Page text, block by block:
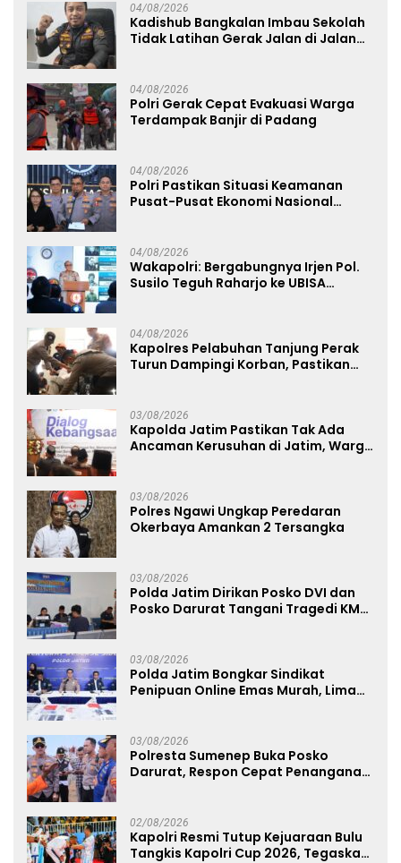
04/08/2026
Kadishub Bangkalan Imbau Sekolah
Tidak Latihan Gerak Jalan di Jalan
04/08/2026
Polri Gerak Cepat Evakuasi Warga
Terdampak Banjir di Padang
04/08/2026
Polri Pastikan Situasi Keamanan
Pusat-Pusat Ekonomi Nasional
04/08/2026
Wakapolri: Bergabungnya Irjen Pol.
Susilo Teguh Raharjo ke UBISA
04/08/2026
Kapolres Pelabuhan Tanjung Perak
Turun Dampingi Korban, Pastikan
03/08/2026
Kapolda Jatim Pastikan Tak Ada
Ancaman Kerusuhan di Jatim, Warga
03/08/2026
Polres Ngawi Ungkap Peredaran
Okerbaya Amankan 2 Tersangka
03/08/2026
Polda Jatim Dirikan Posko DVI dan
Posko Darurat Tangani Tragedi KMP
03/08/2026
Polda Jatim Bongkar Sindikat
Penipuan Online Emas Murah, Lima
03/08/2026
Polresta Sumenep Buka Posko
Darurat, Respon Cepat Penanganan
02/08/2026
Kapolri Resmi Tutup Kejuaraan Bulu
Tangkis Kapolri Cup 2026, Tegaskan